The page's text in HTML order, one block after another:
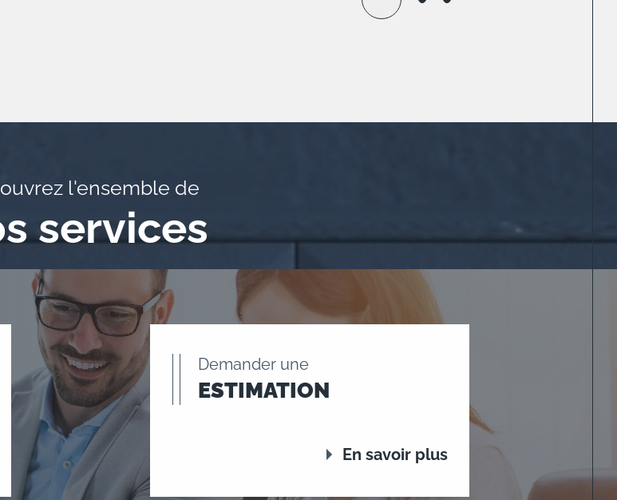
l'ensemble de
services
Demander une
ESTIMATION
En savoir plus